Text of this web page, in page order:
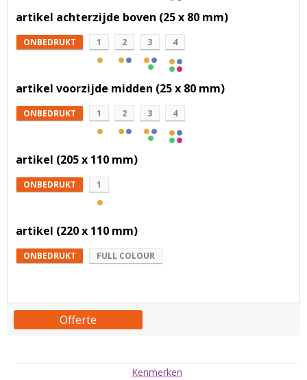
artikel achterzijde boven (25 x 80 mm)
ONBEDRUKT 1 2 3 4
artikel voorzijde midden (25 x 80 mm)
ONBEDRUKT 1 2 3 4
artikel (205 x 110 mm)
ONBEDRUKT 1
artikel (220 x 110 mm)
ONBEDRUKT FULL COLOUR
Offerte
Kenmerken